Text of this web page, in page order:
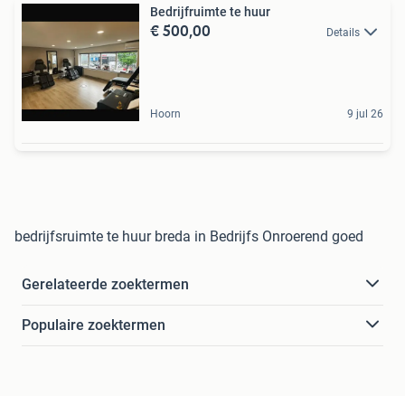
Bedrijfruimte te huur
€ 500,00 Details
Hoorn 9 jul 26
bedrijfsruimte te huur breda in Bedrijfs Onroerend goed
Gerelateerde zoektermen
Populaire zoektermen